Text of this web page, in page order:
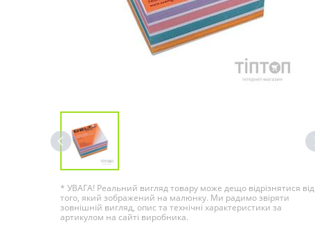
* УВАГА! Реальний вигляд товару може дещо відрізнятися від
того, який зображений на малюнку. Ми радимо звіряти
зовнішній вигляд, опис та технічні характеристики за
артикулом на сайті виробника.